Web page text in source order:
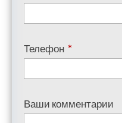
Телефон *
Ваши комментарии